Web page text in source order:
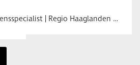
Opticien / Contactlensspecialist | Regio Haaglanden & Rotterdam Saludos uit …